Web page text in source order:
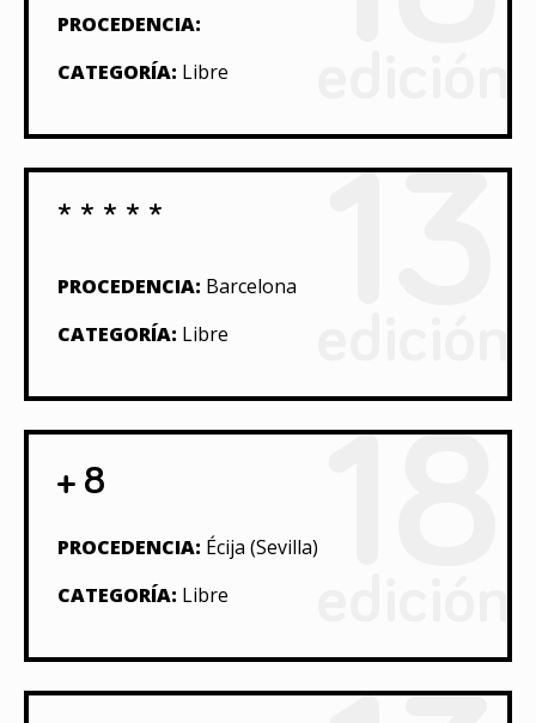
PROCEDENCIA:
CATEGORÍA: Libre
* * * * *
PROCEDENCIA: Barcelona
CATEGORÍA: Libre
+ 8
PROCEDENCIA: Écija (Sevilla)
CATEGORÍA: Libre